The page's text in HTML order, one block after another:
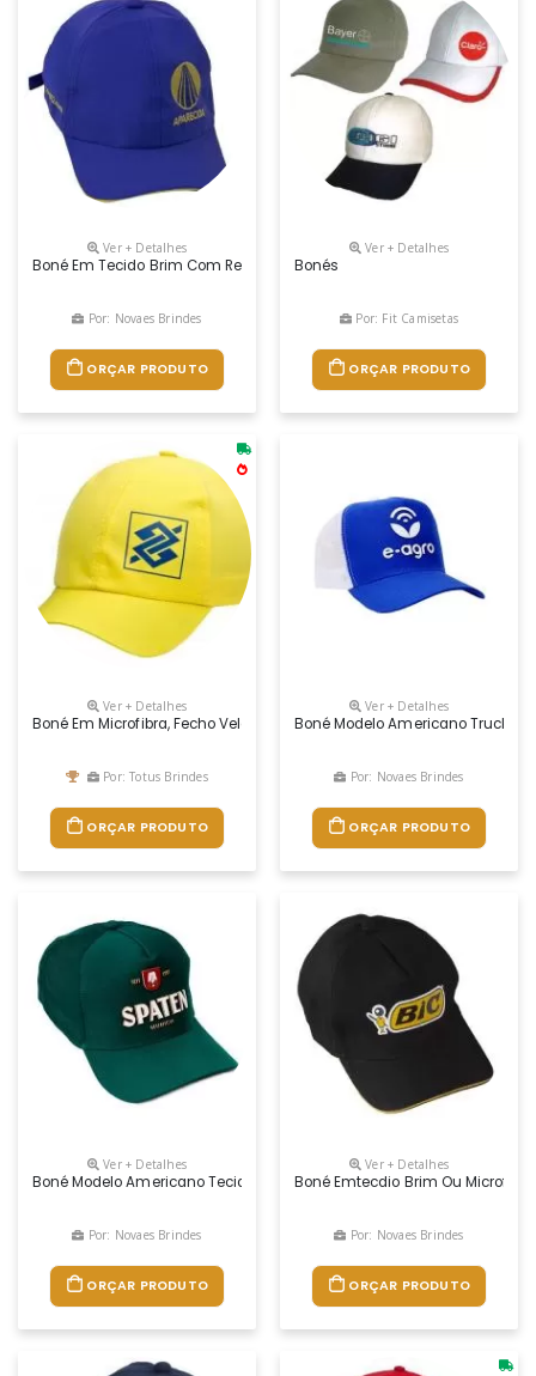
Ver + Detalhes
Boné Em Tecido Brim Com Reg. Na Nuca De Fivela E Logotipo Bordado
Por: Novaes Brindes
ORÇAR PRODUTO
Ver + Detalhes
Bonés
Por: Fit Camisetas
ORÇAR PRODUTO
Ver + Detalhes
Boné Em Microfibra, Fecho Velcro E Gravação Em Silk.
Por: Totus Brindes
ORÇAR PRODUTO
Ver + Detalhes
Boné Modelo Americano Truck
Por: Novaes Brindes
ORÇAR PRODUTO
Ver + Detalhes
Boné Modelo Americano Tecido Brim, Com Tela Nas Laterais E Nuca
Por: Novaes Brindes
ORÇAR PRODUTO
Ver + Detalhes
Boné Emtecdio Brim Ou
Por: Novaes Brindes
ORÇAR PRODUTO